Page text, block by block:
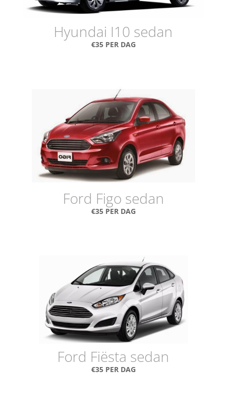
Hyundai I10 sedan
€35 PER DAG
Ford Figo sedan
€35 PER DAG
Ford Fiësta sedan
€35 PER DAG